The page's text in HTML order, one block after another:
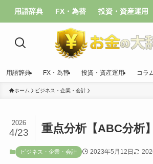
用語辞典 FX・為替 投資・資産運用
用語辞典 FX・為替 投資・資産運用 コラ
ホーム ビジネス・企業・会計
重点分析【ABC分析】
2026
4/23
ビジネス・企業・会計 2023年5月12日